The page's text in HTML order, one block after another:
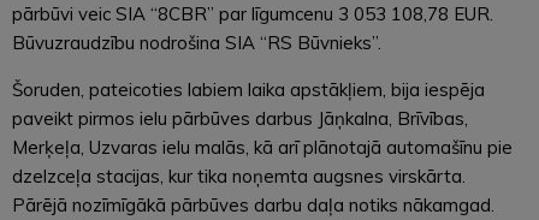
pārbūvi veic SIA “8CBR” par līgumcenu 3 053 108,78 EUR.
Būvuzraudzību nodrošina SIA “RS Būvnieks”.
Šoruden, pateicoties labiem laika apstākļiem, bija iespēja
paveikt pirmos ielu pārbūves darbus Jāņkalna, Brīvības,
Merķeļa, Uzvaras ielu malās, kā arī plānotajā automašīnu pie
dzelzceļa stacijas, kur tika noņemta augsnes virskārta.
Pārējā nozīmīgākā pārbūves darbu daļa notiks nākamgad.